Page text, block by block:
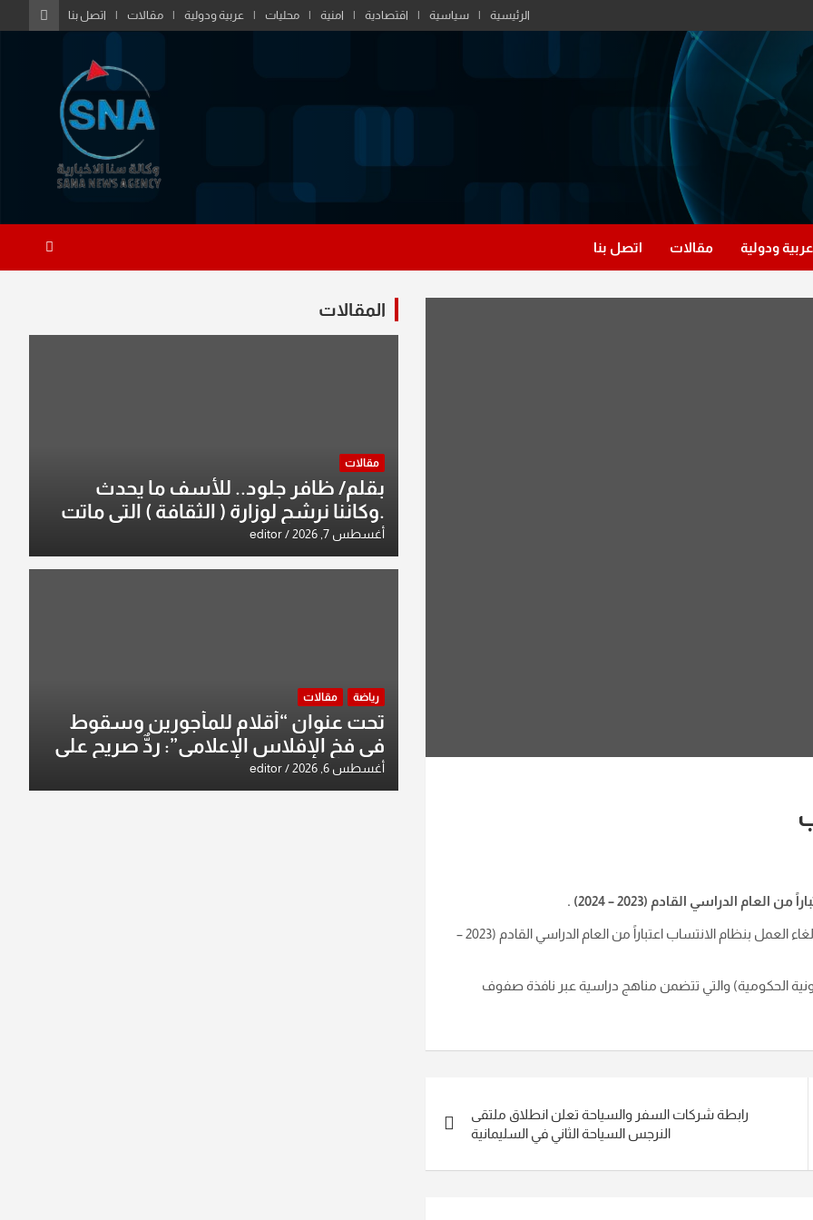
الرئيسية سياسية اقتصادية امنية محليات عربية ودولية مقالات اتصل بنا
عربية ودولية مقالات اتصل بنا
الدراسي القادم (2023 – 2024) .
وذكرت الوزارة، في بيان تلقته وكالة اسرار الاخبارية (سنا)، أنه"تقرر إلغاء العمل بنظام الانتساب اعتباراً من العام الدراسي القادم (2023 –
الحكومية) والتي تتضمن مناهج دراسية عبر نافذة صفوف
رابطة شركات السفر والسياحة تعلن انطلاق ملتقى
النرجس السياحة الثاني في السليمانية
المقالات
مقالات
بقلم/ ظافر جلود.. للأسف ما يحدث
.وكاننا نرشح لوزارة ( الثقافة ) التي ماتت
من زمان وزير يمثلها من النخبة والإرث
العظيم للثقافة العراقية..
أغسطس 7, 2026 editor
رياضة مقالات
تحت عنوان “أقلام للمأجورين وسقوط
في فخ الإفلاس الإعلامي”: ردٌّ صريح على
افتراءات سمير الشكرجي
أغسطس 6, 2026 editor